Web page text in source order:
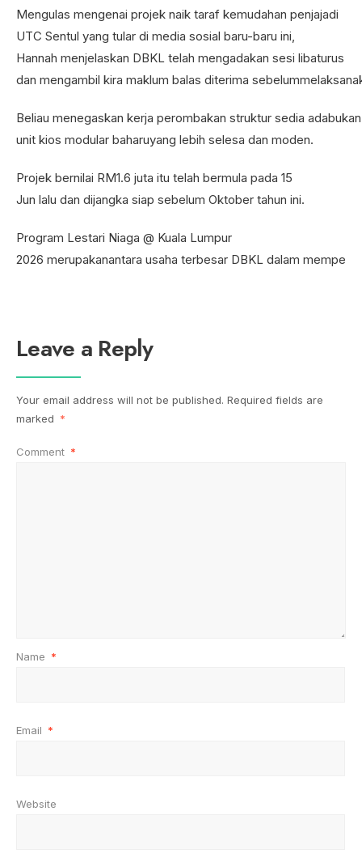
Mengulas mengenai projek naik taraf kemudahan penjajadi
UTC Sentul yang tular di media sosial baru-baru ini,
Hannah menjelaskan DBKL telah mengadakan sesi libaturus
dan mengambil kira maklum balas diterima
Beliau menegaskan kerja perombakan struktur sedia
unit kios modular baharuyang lebih selesa dan moden.
Projek bernilai RM1.6 juta itu telah bermula pada 15
Jun lalu dan dijangka siap sebelum Oktober tahun ini.
Program Lestari Niaga @ Kuala Lumpur
2026 merupakanantara usaha terbesar DBKL dalam
Leave a Reply
Your email address will not be published. Required fields are
marked *
Comment *
Name *
Email *
Website